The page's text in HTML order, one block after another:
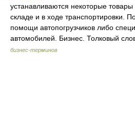
устанавливаются некоторые
складе и в ходе транспортировки.
помощи автопогрузчиков либо
автомобилей. Бизнес. Толковый
бизнес-терминов